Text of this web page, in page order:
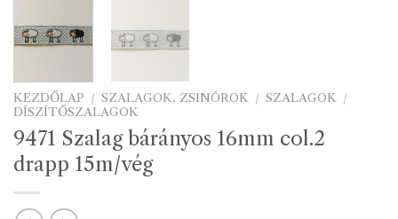
KEZDŐLAP / SZALAGOK, ZSINÓROK / SZALAGOK /
DÍSZÍTŐSZALAGOK
9471 Szalag bárányos 16mm col.2
drapp 15m/vég